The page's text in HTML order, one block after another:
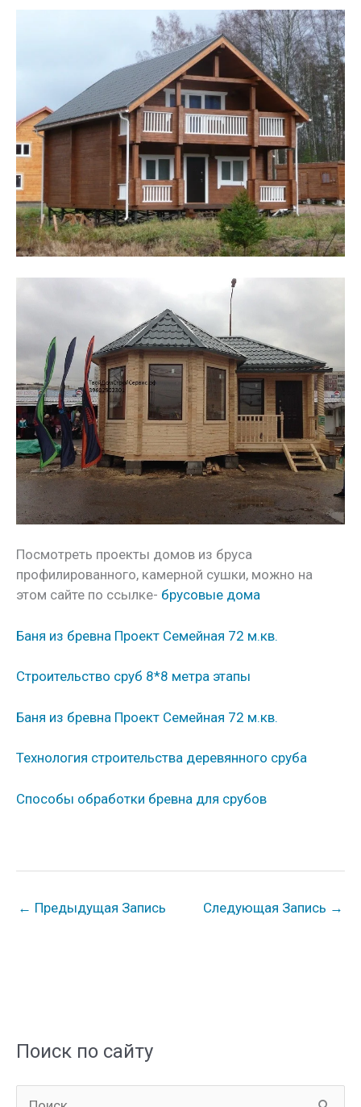
Посмотреть проекты домов из бруса
профилированного, камерной сушки, можно на
этом сайте по ссылке- брусовые дома
Баня из бревна Проект Семейная 72 м.кв.
Строительство сруб 8*8 метра этапы
Баня из бревна Проект Семейная 72 м.кв.
Технология строительства деревянного сруба
Способы обработки бревна для срубов
← Предыдущая Запись Следующая Запись →
Поиск по сайту